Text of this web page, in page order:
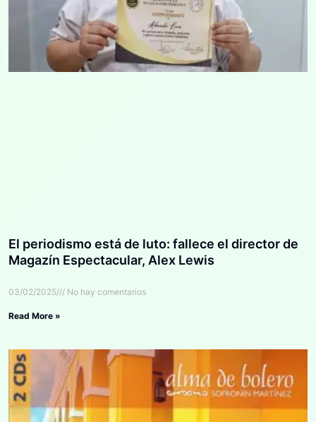
El periodismo está de luto: fallece el director de
Magazín Espectacular, Alex Lewis
03/02/2025 No hay comentarios
Read More »